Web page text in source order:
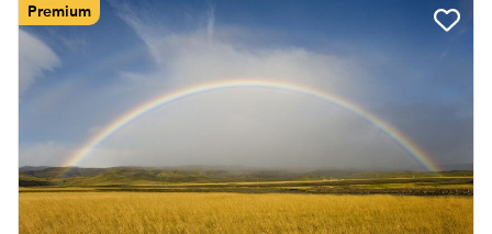
Premium